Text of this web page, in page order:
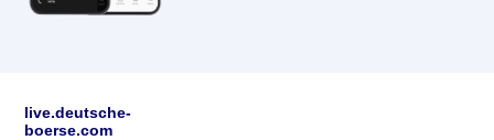
live.deutsche-
boerse.com